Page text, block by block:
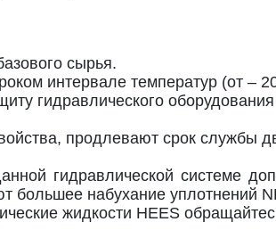
сырья.
интервале температур (от –
гидравлического
продлевают срок службы
гидравлической системе
большее набухание уплотнений
жидкости HEES